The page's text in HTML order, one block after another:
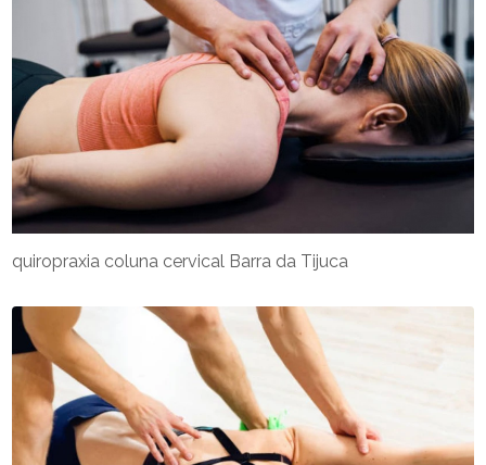
quiropraxia coluna cervical Barra da Tijuca